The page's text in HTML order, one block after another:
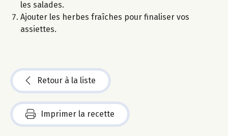
les salades.
Ajouter les herbes fraîches pour finaliser vos
assiettes.
Retour à la liste
Imprimer la recette